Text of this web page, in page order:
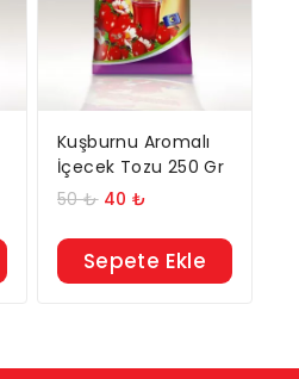
Kuşburnu Aromalı
İçecek Tozu 250 Gr
50₺ 40₺
Sepete Ekle